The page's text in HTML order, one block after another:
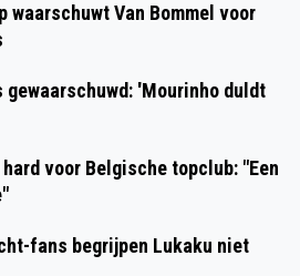
waarschuwt Van Bommel voor
gewaarschuwd: 'Mourinho duldt
hard voor Belgische topclub: "Een
fans begrijpen Lukaku niet